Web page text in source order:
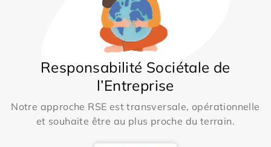
Responsabilité Sociétale de
l’Entreprise
Notre approche RSE est transversale, opérationnelle
et souhaite être au plus proche du terrain.